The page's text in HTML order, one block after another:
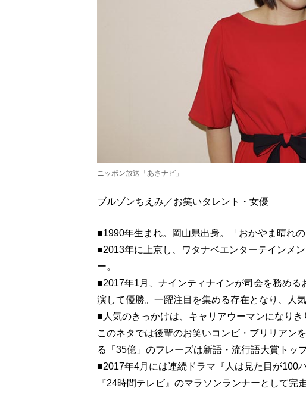
ニッポン放送「あさナビ」
ブルゾンちえみ／お笑いタレント・女優
■1990年生まれ。岡山県出身。「おかやま晴れの
■2013年に上京し、ワタナベエンターテインメ
ー。
■2017年1月、ナインティナインが司会を務め
演して優勝。一躍注目を集める存在となり、人気
■人気のきっかけは、キャリアウーマンになりき
このネタでは後輩のお笑いコンビ・ブリリアン
る「35億」のフレーズは新語・流行語大賞トッ
■2017年4月には連続ドラマ『人は見た目が100
『24時間テレビ』のマラソンランナーとして完